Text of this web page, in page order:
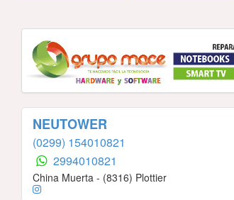
NEUTOWER
(0299) 154010821
2994010821
China Muerta - (8316) Plottier